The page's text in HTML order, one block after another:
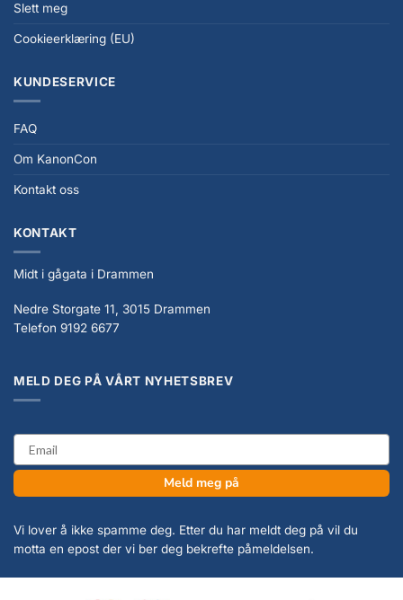
Slett meg
Cookieerklæring (EU)
KUNDESERVICE
FAQ
Om KanonCon
Kontakt oss
KONTAKT
Midt i gågata i Drammen
Nedre Storgate 11, 3015 Drammen
Telefon 9192 6677
MELD DEG PÅ VÅRT NYHETSBREV
email
Meld meg på
Vi lover å ikke spamme deg. Etter du har meldt deg på vil du
motta en epost der vi ber deg bekrefte påmeldelsen.